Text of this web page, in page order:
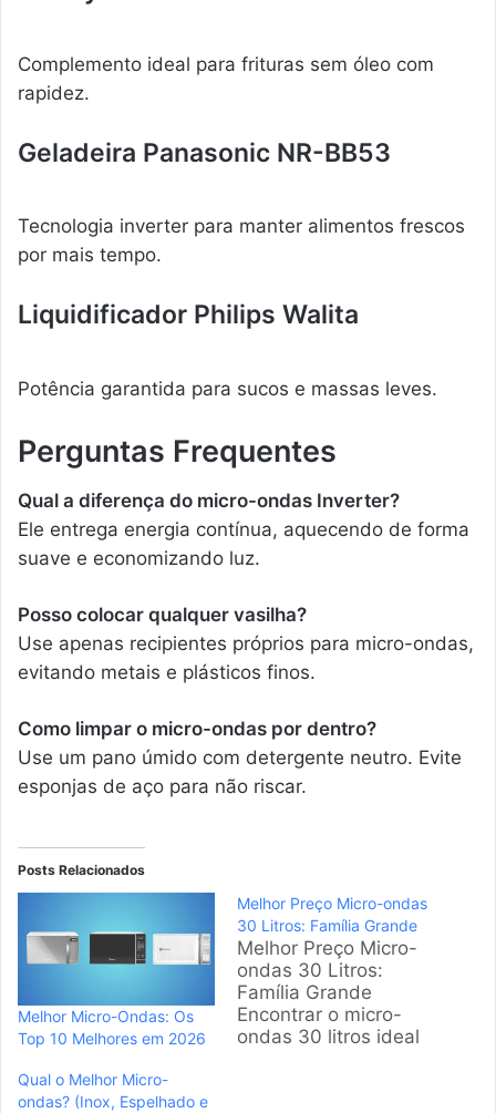
Complemento ideal para frituras sem óleo com
rapidez.
Geladeira Panasonic NR-BB53
Tecnologia inverter para manter alimentos frescos
por mais tempo.
Liquidificador Philips Walita
Potência garantida para sucos e massas leves.
Perguntas Frequentes
Qual a diferença do micro-ondas Inverter?
Ele entrega energia contínua, aquecendo de forma
suave e economizando luz.
Posso colocar qualquer vasilha?
Use apenas recipientes próprios para micro-ondas,
evitando metais e plásticos finos.
Como limpar o micro-ondas por dentro?
Use um pano úmido com detergente neutro. Evite
esponjas de aço para não riscar.
Posts Relacionados
Melhor Micro-Ondas: Os
Top 10 Melhores em 2026
Melhor Preço Micro-ondas
30 Litros: Família Grande
Melhor Preço Micro-
ondas 30 Litros:
Família Grande
Encontrar o micro-
ondas 30 litros ideal
Qual o Melhor Micro-
ondas? (Inox, Espelhado e